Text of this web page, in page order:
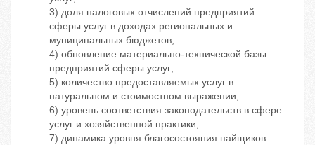
3) доля налоговых отчислений предприятий
сферы услуг в доходах региональных и
муниципальных бюджетов;
4) обновление материально-технической базы
предприятий сферы услуг;
5) количество предоставляемых услуг в
натуральном и стоимостном выражении;
6) уровень соответствия законодательств в сфере
услуг и хозяйственной практики;
7) динамика уровня благосостояния пайщиков